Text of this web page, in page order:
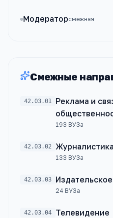
Модераторсмежная
Смежные
42.03.01
Реклама и
193 ВУЗа
42.03.02 Журналистика
133 ВУЗа
42.03.03
24 ВУЗа
42.03.04 Телевидение